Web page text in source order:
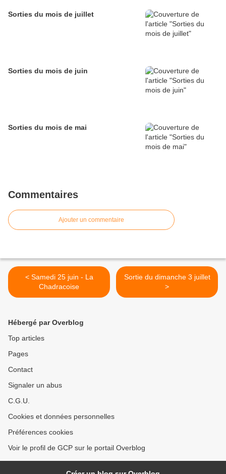
Sorties du mois de juillet
Sorties du mois de juin
Sorties du mois de mai
Commentaires
Ajouter un commentaire
< Samedi 25 juin - La
Chadracoise
Sortie du dimanche 3 juillet
>
Hébergé par Overblog
Top articles
Pages
Contact
Signaler un abus
C.G.U.
Cookies et données personnelles
Préférences cookies
Voir le profil de GCP sur le portail Overblog